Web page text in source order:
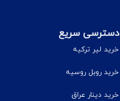
دسترسی سریع
خرید لیر ترکیه
خرید روبل روسیه
خرید دینار عراق